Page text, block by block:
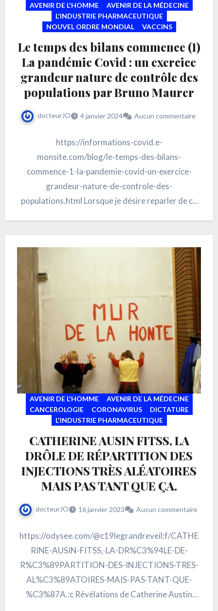
AVENIR DE L'HOMME
AVENIR DE LA MÉDECINE
L'INDUSTRIE PHARMACEUTIQUE
NOUVEL ORDRE MONDIAL
VACCINS
Le temps des bilans commence (1)
La pandémie Covid : un exercice
grandeur nature de contrôle des
populations par Bruno Maurer
docteurJO 4 janvier 2024 Aucun commentaire
https://informations-covid.e-
monsite.com/blog/le-temps-des-bilans-
commence-1-la-pandemie-covid-un-exercice-
grandeur-nature-de-controle-des-
populations.html Lorsque je désire reparler de ce
AVENIR DE L'HOMME
AVENIR DE LA MÉDECINE
CANCEROLOGIE
CORONAVIRUS
DICTATURE
L'INDUSTRIE PHARMACEUTIQUE
CATHERINE AUSIN FITSS, LA
DRÔLE DE RÉPARTITION DES
INJECTIONS TRÈS ALÉATOIRES
MAIS PAS TANT QUE ÇA.
docteurJO 16 janvier 2023 Aucun commentaire
https://odysee.com/@c19legrandreveil:f/CATHE
RINE-AUSIN-FITSS,-LA-DR%C3%94LE-DE-
R%C3%89PARTITION-DES-INJECTIONS-TRES-
AL%C3%89ATOIRES-MAIS-PAS-TANT-QUE-
%C3%87A.:c Révélations de Catherine Austin